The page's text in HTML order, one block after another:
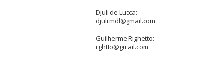
Djuli de Lucca:
djuli.mdl@gmail.com
Guilherme Righetto:
rghtto@gmail.com